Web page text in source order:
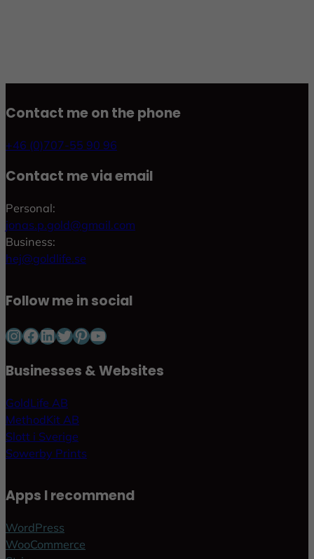
Contact me on the phone
+46 (0)707-55 90 96
Contact me via email
Personal:
jonas.p.gold@gmail.com
Business:
hej@goldlife.se
Follow me in social
InstagramFacebook LinkedIn Twitter Pinterest YouTube
Businesses & Websites
GoldLife AB
MethodKit AB
Slott i Sverige
Sowerby Prints
Apps I recommend
WordPress
WooCommerce